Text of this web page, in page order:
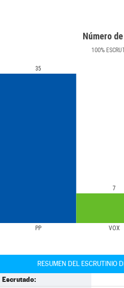
Número
100%
PP VOX
35
7
RESUMEN DEL ESCRUTINIO
Escrutado: